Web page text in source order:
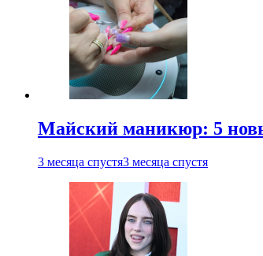
Майский маникюр: 5
3 месяца спустя3 месяца спустя